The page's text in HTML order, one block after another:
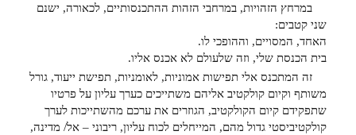
במרחץ הזהויות, במרחבי הזהות ההתכנסותיים, לכאורה, ישנם
שני קטבים:
האחד, המסויים, וההופכי לו.
בית הכנסת שלי, וזה שלעולם לא אכנס אליו.
זה המתכנס אלי תפישות אמוניות, לאומניות, תפישת ייעוד, גורל
משותף וקיום קולקטיב אליהם משתייכים כערך עליון על פרטיו
שתפקידם קיום הקולקטיב, הגוזרים את ערכם מהשתייכות לערך
קולקטיביסטי גדול מהם, המייחלים לכוח עליון, ריבוני – אל/ מדינה,